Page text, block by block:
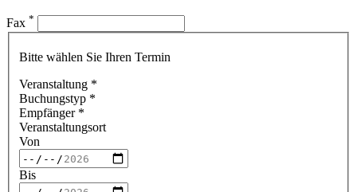
Fax *
Bitte wählen Sie Ihren Termin
Veranstaltung *
Buchungstyp *
Empfänger *
Veranstaltungsort
Von
Bis